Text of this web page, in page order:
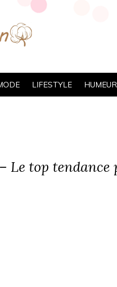
LIFESTYLE HUMEUR
Le top tendance